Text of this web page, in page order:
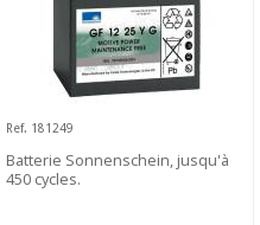
Ref. 181249
Batterie Sonnenschein, jusqu'à
450 cycles.